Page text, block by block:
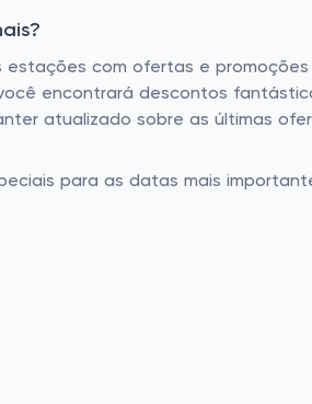
estações com ofertas e
encontrará descontos
atualizado sobre as últimas
para as datas mais